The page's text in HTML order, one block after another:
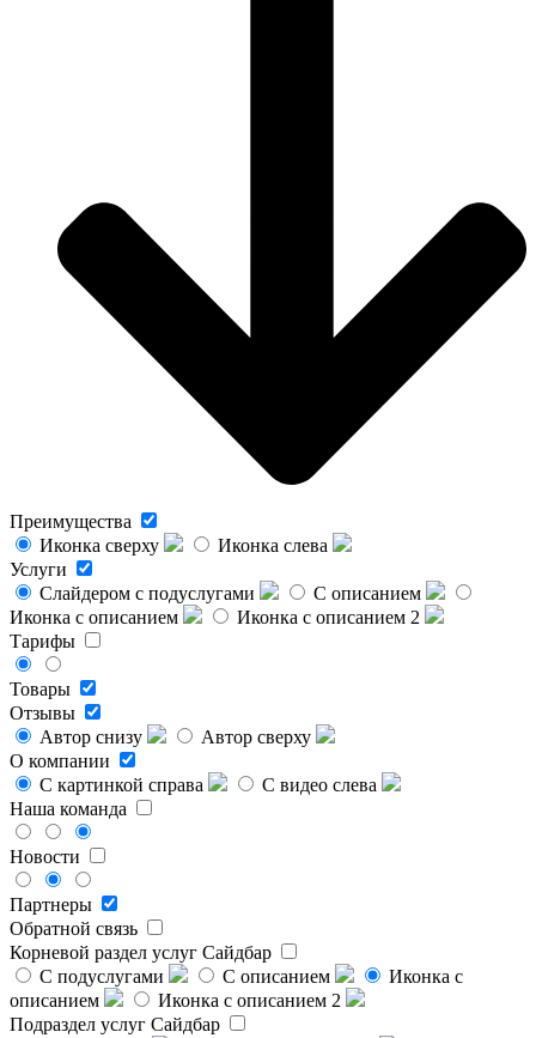
Преимущества
Иконка сверху
Иконка слева
Услуги
Слайдером с подуслугами
С описанием
Иконка с описанием
Иконка с описанием 2
Тарифы
Товары
Отзывы
Автор снизу
Автор сверху
О компании
С картинкой справа
С видео слева
Наша команда
Новости
Партнеры
Обратной связь
Корневой раздел услуг Сайдбар
С подуслугами
С описанием
Иконка с
описанием
Иконка с описанием 2
Подраздел услуг Сайдбар